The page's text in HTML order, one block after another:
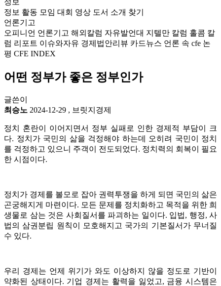
정보
정보 활동 모임 대회 영상 도서 소개 찾기
언론기고
오피니언 언론기고 해외칼럼 자유발언대 지텔만 칼럼 홀콤 칼
럼 리포트 이슈와자유 경제법안리뷰 카드뉴스 언론 속 cfe 논
평 CFE INDEX
어떤 정부가 좋은 정부인가
글쓴이
최승노 2024-12-29 , 브릿지경제
정치 혼란이 이어지면서 정부 실패로 인한 경제적 부담이 크
다. 정치가 국민의 삶을 걱정해야 하는데 오히려 국민이 정치
를 걱정하고 있으니 주객이 전도되었다. 정치력의 회복이 필요
한 시점이다.
정치가 경제를 볼모로 잡아 권력투쟁을 하게 되면 국민의 삶은
곤궁해지게 마련이다. 모든 문제를 정치화하고 목적을 위한 희
생물로 삼는 것은 사회질서를 파괴하는 일이다. 입법, 행정, 사
법의 삼권분립 원칙이 모호해지고 국가의 기본질서가 무너질
수 있다.
우리 경제는 언제 위기가 와도 이상하지 않을 정도로 기반이
약화된 상태이다. 기업 경제는 활력을 잃었고, 금융 시스템은